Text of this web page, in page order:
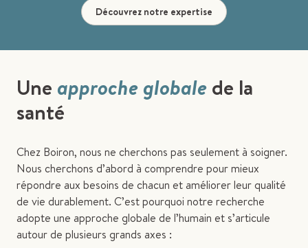
Découvrez notre expertise
Une approche globalede la
santé
Chez Boiron, nous ne cherchons pas seulement à soigner.
Nous cherchons d’abord à comprendre pour mieux
répondre aux besoins de chacun et améliorer leur qualité
de vie durablement. C’est pourquoi notre recherche
adopte une approche globale de l’humain et s’articule
autour de plusieurs grands axes :